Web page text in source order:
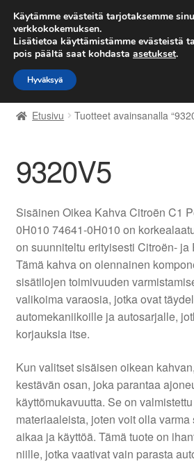
TOIMITUS alkaen
Siirry
navigointiin
Siirry
sisältöön
Etusivu
Kärry
Käyttöehdot
Maailmanlaajuinen toimitus
Maksut
Meistä
Reklamaatiomenettely
Tarkista
Tietosuojakäytäntö
Etusivu Tuotteet avainsanalla
9320V5
Sisäinen Oikea Kahva Citroën C1
0H010 74641-0H010 on
on suunniteltu erityisesti Citroën-
Tämä kahva on olennainen
sisätilojen toimivuuden
valikoima varaosia, jotka ovat
automekaniikoille ja autosarjalle,
korjauksia itse.
Kun valitset sisäisen oikean
kestävän osan, joka parantaa
käyttömukavuutta. Se on
materiaaleista, joten voit olla varma
aikaa ja käyttöä. Tämä tuote on
niille, jotka vaativat vain parasta
Käytämme evästeitä tarjotaksemme
verkkokokemuksen.
Lisätietoa käyttämistämme evästeistä
pois päältä saat kohdasta asetukset.
Hyväksyä